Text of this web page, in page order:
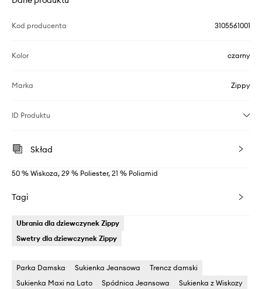
Kod producenta 3105561001
Kolor czarny
Marka Zippy
ID Produktu
Skład
50 % Wiskoza, 29 % Poliester, 21 % Poliamid
Tagi
Ubrania dla dziewczynek Zippy
Swetry dla dziewczynek Zippy
Parka Damska Sukienka Jeansowa
Trencz damski
Sukienka Maxi na Lato
Spódnica Jeansowa
Sukienka z Wiskozy